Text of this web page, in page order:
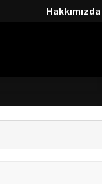
Hakkımızda